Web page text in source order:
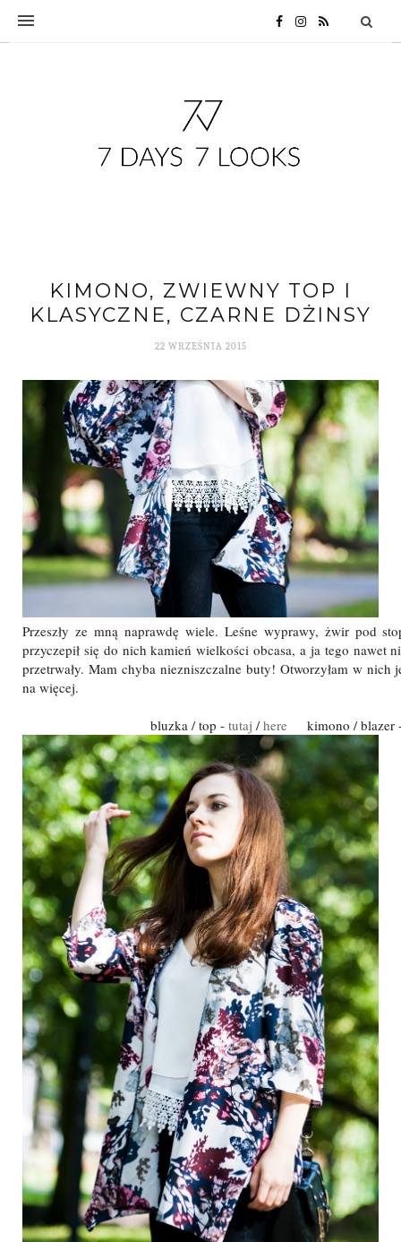
KIMONO, ZWIEWNY TOP I
KLASYCZNE, CZARNE DŻINSY
22 WRZEŚNIA 2015
Przeszły ze mną naprawdę wiele. Leśne wyprawy, żwir pod
przyczepił się do nich kamień wielkości obcasa, a ja tego nawet
przetrwały. Mam chyba niezniszczalne buty! Otworzyłam w nich
na więcej.
bluzka / top - tutaj /here kimono / blazer